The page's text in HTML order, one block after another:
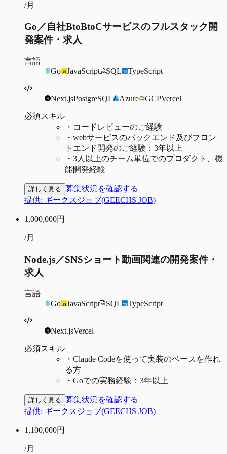
/月
Go／自社BtoBtoCサービスのフルスタック開
発案件・求人
言語
Go
JavaScript SQL TypeScript
Next.jsPostgreSQL Azure GCPVercel
必須スキル
・ コードレビューのご経験
・ webサービスのバックエンド及びフロン
トエンド開発のご経験：3年以上
・ 3人以上のチーム単位でのプロダクト、機
能開発経験
詳しく見る 募集状況を確認する
提供: ギークスジョブ(GEECHS JOB)
1,000,000円
/月
Node.js／SNSショート動画関連の開発案件・
求人
言語
Go
JavaScript SQL TypeScript
Next.jsVercel
必須スキル
・ Claude Codeを使って実装のベースを作れ
る方
・ Goでの実務経験：3年以上
詳しく見る 募集状況を確認する
提供: ギークスジョブ(GEECHS JOB)
1,100,000円
/月